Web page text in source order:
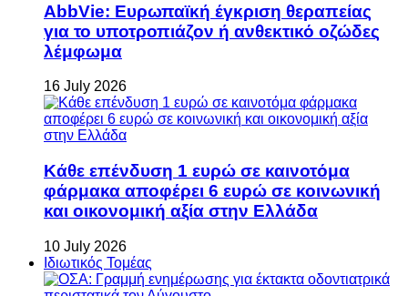
AbbVie: Ευρωπαϊκή έγκριση θεραπείας
για το υποτροπιάζον ή ανθεκτικό οζώδες
λέμφωμα
16 July 2026
Κάθε επένδυση 1 ευρώ σε καινοτόμα
φάρμακα αποφέρει 6 ευρώ σε κοινωνική
και οικονομική αξία στην Ελλάδα
10 July 2026
Ιδιωτικός Τομέας